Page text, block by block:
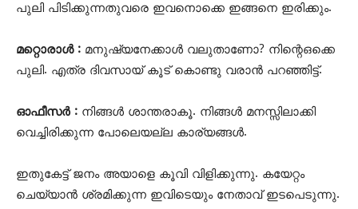
പുലി പിടിക്കുന്നതുവരെ ഇവനൊക്കെ ഇങ്ങനെ ഇരിക്കും.
മറ്റൊരാൾ : മനുഷ്യനേക്കാൾ വലുതാണോ? നിന്റെഒക്കെ
പുലി. എത്ര ദിവസായ് കൂട് കൊണ്ടു വരാൻ പറഞ്ഞിട്ട്.
ഓഫീസർ : നിങ്ങൾ ശാന്തരാകൂ. നിങ്ങൾ മനസ്സിലാക്കി
വെച്ചിരിക്കുന്ന പോലെയല്ല കാര്യങ്ങൾ.
ഇതുകേട്ട് ജനം അയാളെ കൂവി വിളിക്കുന്നു. കയേറ്റം
ചെയ്യാൻ ശ്രമിക്കുന്ന ഇവിടെയും നേതാവ് ഇടപെടുന്നു.